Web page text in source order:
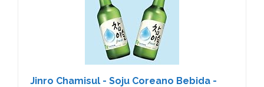
Jinro Chamisul - Soju Coreano Bebida -